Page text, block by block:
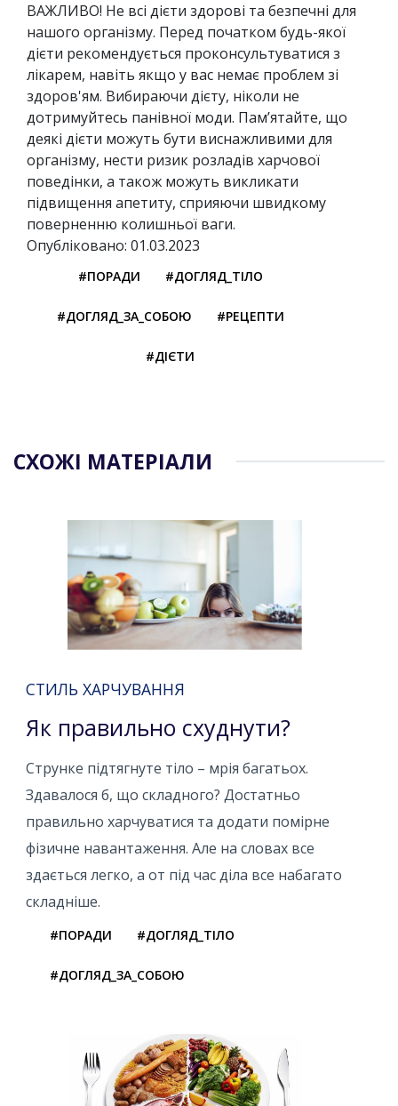
ВАЖЛИВО! Не всі дієти здорові та безпечні для
нашого організму. Перед початком будь-якої
дієти рекомендується проконсультуватися з
лікарем, навіть якщо у вас немає проблем зі
здоров'ям. Вибираючи дієту, ніколи не
дотримуйтесь панівної моди. Пам’ятайте, що
деякі дієти можуть бути виснажливими для
організму, нести ризик розладів харчової
поведінки, а також можуть викликати
підвищення апетиту, сприяючи швидкому
поверненню колишньої ваги.
Опубліковано: 01.03.2023
#ПОРАДИ #ДОГЛЯД_ТІЛО
#ДОГЛЯД_ЗА_СОБОЮ #РЕЦЕПТИ
#ДІЄТИ
СХОЖІ МАТЕРІАЛИ
СТИЛЬ ХАРЧУВАННЯ
Як правильно схуднути?
Струнке підтягнуте тіло – мрія багатьох.
Здавалося б, що складного? Достатньо
правильно харчуватися та додати помірне
фізичне навантаження. Але на словах все
здається легко, а от під час діла все набагато
складніше.
#ПОРАДИ #ДОГЛЯД_ТІЛО
#ДОГЛЯД_ЗА_СОБОЮ